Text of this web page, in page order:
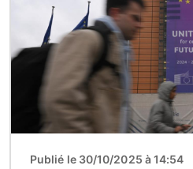
Publié le 30/10/2025 à 14:54